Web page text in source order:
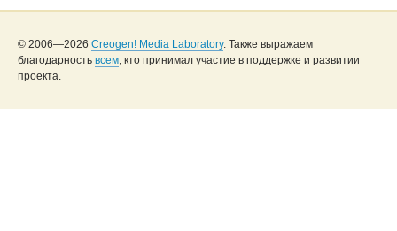
© 2006—2026 Creogen! Media Laboratory. Также выражаем
благодарность всем, кто принимал участие в поддержке и развитии
проекта.